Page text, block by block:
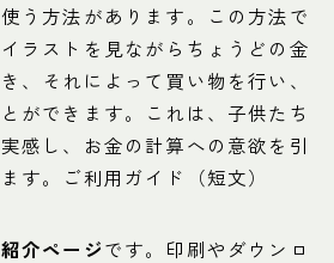
う方法があります。この方法で
ラストを見ながらちょうどの金
、それによって買い物を行い、
ができます。これは、子供たち
感し、お金の計算への意欲を引
す。ご利用ガイド（短文）
介ページです。印刷やダウンロ